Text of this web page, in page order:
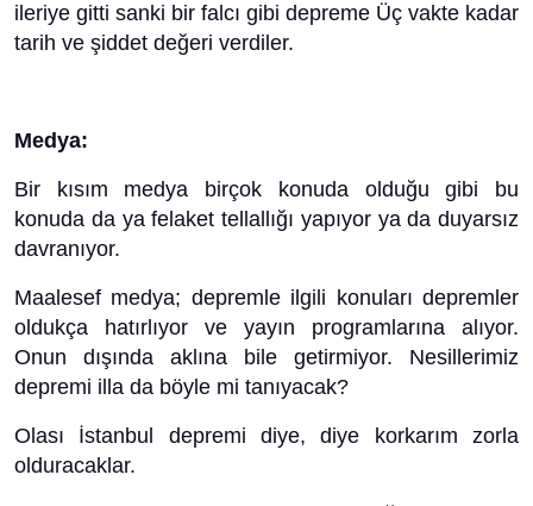
ileriye gitti sanki bir falcı gibi depreme Üç vakte kadar
tarih ve şiddet değeri verdiler.
Medya:
Bir kısım medya birçok konuda olduğu gibi bu
konuda da ya felaket tellallığı yapıyor ya da duyarsız
davranıyor.
Maalesef medya; depremle ilgili konuları depremler
oldukça hatırlıyor ve yayın programlarına alıyor.
Onun dışında aklına bile getirmiyor. Nesillerimiz
depremi illa da böyle mi tanıyacak?
Olası İstanbul depremi diye, diye korkarım zorla
olduracaklar.